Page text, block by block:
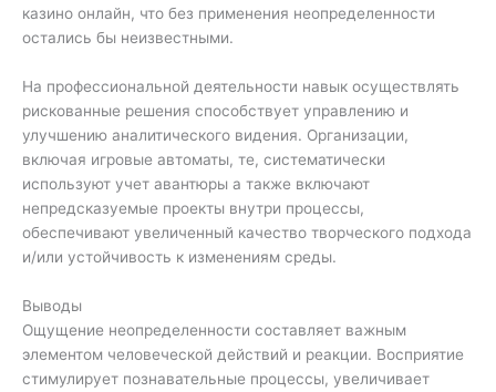
казино онлайн, что без применения неопределенности
остались бы неизвестными.
На профессиональной деятельности навык осуществлять
рискованные решения способствует управлению и
улучшению аналитического видения. Организации,
включая игровые автоматы, те, систематически
используют учет авантюры а также включают
непредсказуемые проекты внутри процессы,
обеспечивают увеличенный качество творческого подхода
и/или устойчивость к изменениям среды.
Выводы
Ощущение неопределенности составляет важным
элементом человеческой действий и реакции. Восприятие
стимулирует познавательные процессы, увеличивает